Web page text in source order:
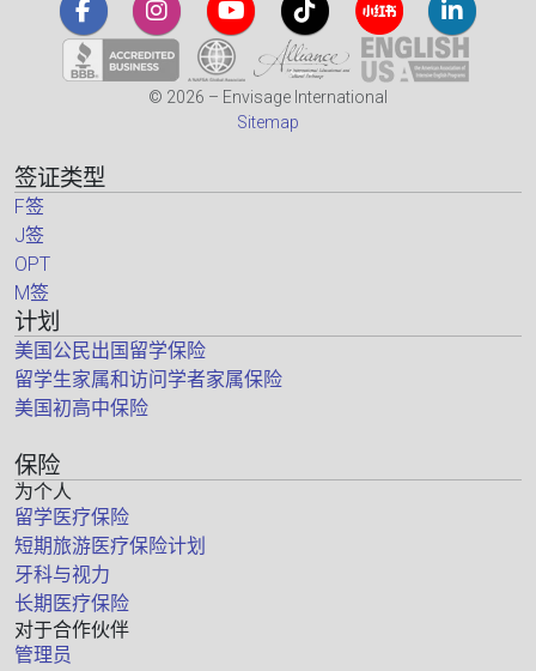
© 2026 – Envisage International
Sitemap
签证类型
F签
J签
OPT
M签
计划
美国公民出国留学保险
留学生家属和访问学者家属保险
美国初高中保险
保险
为个人
留学医疗保险
短期旅游医疗保险计划
牙科与视力
长期医疗保险
对于合作伙伴
管理员